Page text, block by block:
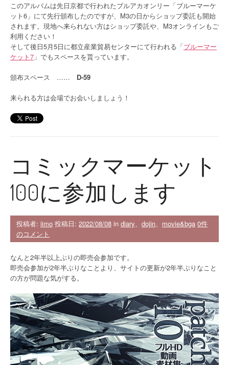
このアルバムは先日京都で行われたブルアカオンリー「ブルーマーケ
ット6」にて先行頒布したのですが、M3の日からショップ委託も開始
されます。現地へ来られない方はショップ委託や、M3オンラインもご
利用ください！
そして後日5月5日に都立産業貿易センターにて行われる「ブルーマー
ケット7 」でもスペースを貰っています。
頒布スペース …… D-59
来られる方は会場でお会いしましょう！
コミックマーケット
100に参加します
投稿者: iimo 投稿日: 2022/08/08 in diary、 dojin、 movie&bga 0件
のコメント
なんと2年半以上ぶりの即売会参加です。
即売会参加が2年半ぶりなことより、サイトの更新が2年半ぶりなこと
の方が問題な気がする。